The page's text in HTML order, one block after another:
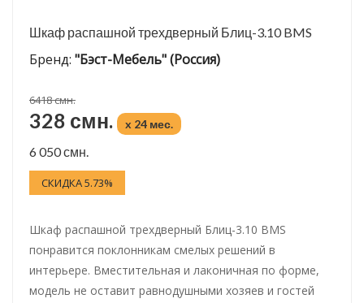
Шкаф распашной трехдверный Блиц-3.10 BMS
Бренд: "Бэст-Мебель" (Россия)
6418 смн.
328 смн. x 24 мес.
6 050 смн.
СКИДКА 5.73%
Шкаф распашной трехдверный Блиц-3.10 BMS
понравится поклонникам смелых решений в
интерьере. Вместительная и лаконичная по форме,
модель не оставит равнодушными хозяев и гостей